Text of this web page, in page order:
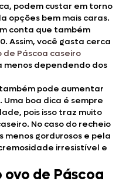
podem custar em torno
opções bem mais caras.
conta que também
Assim, você gasta cerca
Páscoa caseiro
menos dependendo dos
pode aumentar
boa dica é sempre
pois isso traz muito
No caso do recheio
gordurosos e pela
irresistível e
de Páscoa